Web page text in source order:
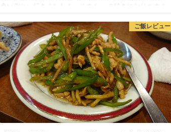
食い倒れい行きました！～その１～ の続きになります！
ご飯レビュー